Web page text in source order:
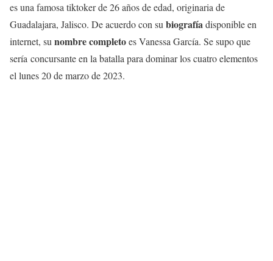
es una famosa tiktoker de 26 años de edad, originaria de
Guadalajara, Jalisco. De acuerdo con su biografíadisponible en
internet, su nombrecompletoes Vanessa García. Se supo que
sería concursante en la batalla para dominar los cuatro elementos
el lunes 20 de marzo de 2023.